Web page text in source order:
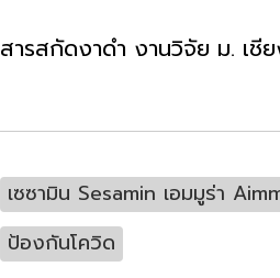
สารสกัดงาดำ งานวิจัย ม. เชี
เซซามิน Sesamin เอมมูร่า
ป้องกันโควิด